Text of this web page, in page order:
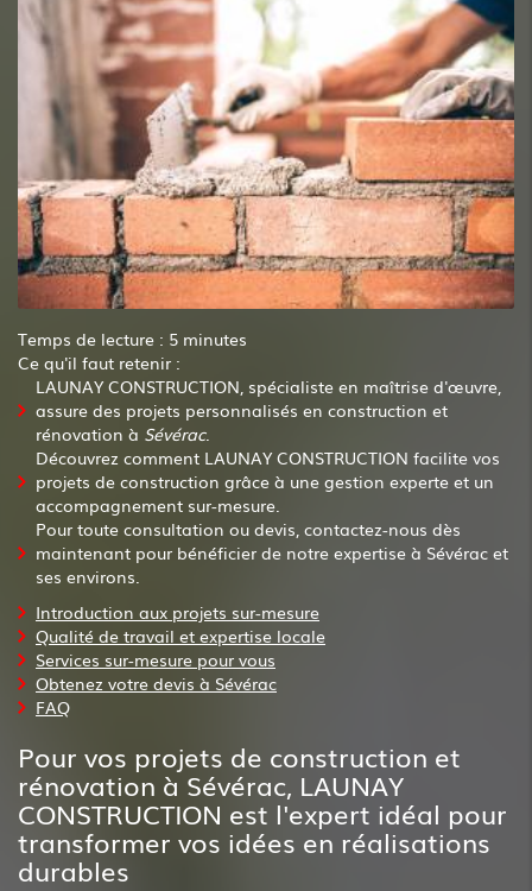
Temps de lecture : 5 minutes
Ce qu'il faut retenir :
LAUNAY CONSTRUCTION, spécialiste en maîtrise d'œuvre,
assure des projets personnalisés en construction et
rénovation à Sévérac.
Découvrez comment LAUNAY CONSTRUCTION facilite vos
projets de construction grâce à une gestion experte et un
accompagnement sur-mesure.
Pour toute consultation ou devis, contactez-nous dès
maintenant pour bénéficier de notre expertise à Sévérac et
ses environs.
Introduction aux projets sur-mesure
Qualité de travail et expertise locale
Services sur-mesure pour vous
Obtenez votre devis à Sévérac
FAQ
Pour vos projets de construction et
rénovation à Sévérac, LAUNAY
CONSTRUCTION est l'expert idéal pour
transformer vos idées en réalisations
durables